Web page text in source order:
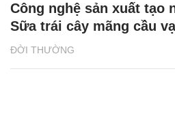
ĐỜI THƯỜNG
Công nghệ sản xuất tạo
Sữa trái cây mãng cầu